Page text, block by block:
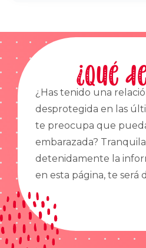
¿Qué
¿Has tenido una
desprotegida en las
te preocupa que
embarazada?
detenidamente la
en esta página, te será